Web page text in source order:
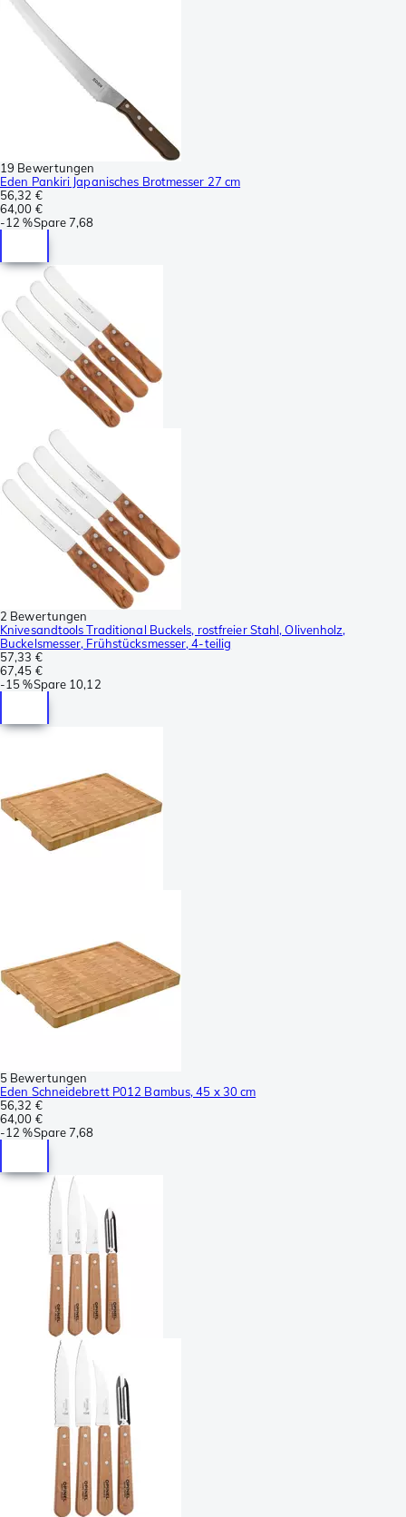
19 Bewertungen
Eden Pankiri Japanisches Brotmesser 27 cm
56,32 €
64,00 €
-12 %Spare7,68
2 Bewertungen
Knivesandtools Traditional Buckels, rostfreier Stahl, Olivenholz,
Buckelsmesser, Frühstücksmesser, 4-teilig
57,33 €
67,45 €
-15 %Spare 10,12
5 Bewertungen
Eden Schneidebrett P012 Bambus, 45 x 30 cm
56,32 €
64,00 €
-12 %Spare7,68